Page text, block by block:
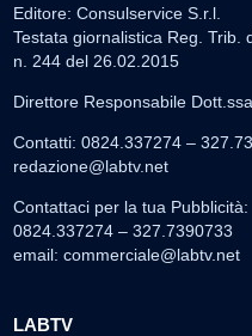
Editore: Consulservice S.r.l.
Testata giornalistica Reg. Trib.
n. 244 del 26.02.2015
Direttore Responsabile
Contatti: 0824.337274 –
redazione@labtv.net
Contattaci per la tua Pubblicità:
0824.337274 – 327.7390733
email: commerciale@labtv.net
LABTV